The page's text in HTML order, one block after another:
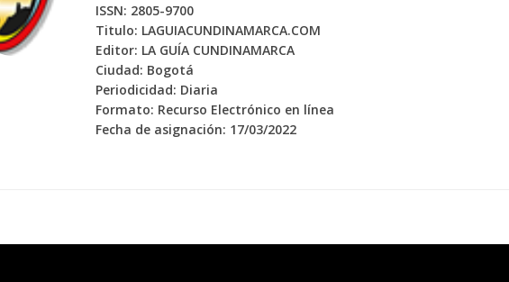
ISSN: 2805-9700
Titulo: LAGUIACUNDINAMARCA.COM
Editor: LA GUÍA CUNDINAMARCA
Ciudad: Bogotá
Periodicidad: Diaria
Formato: Recurso Electrónico en línea
Fecha de asignación: 17/03/2022